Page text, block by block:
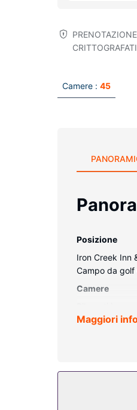
CRITTOGRAFATI
Camere : 45
Posizione
Iron Creek Inn
Campo da golf
Camere
letto di alta
Iron Creek
Maggiori